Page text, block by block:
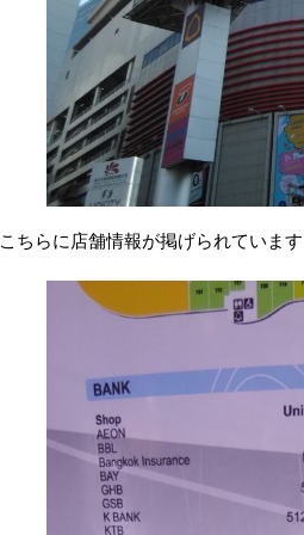
こちらに店舗情報が掲げられていま